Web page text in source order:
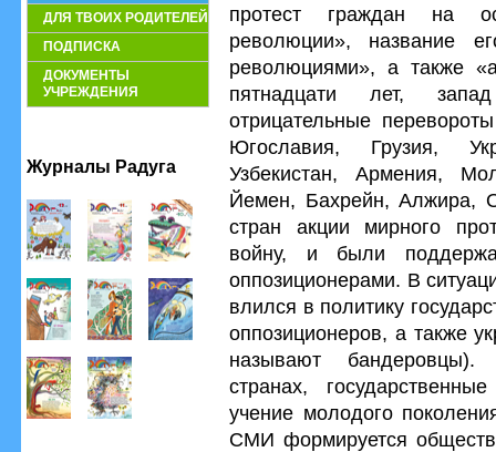
ДЛЯ ТВОИХ РОДИТЕЛЕЙ
ПОДПИСКА
ДОКУМЕНТЫ
УЧРЕЖДЕНИЯ
Журналы Радуга
протест граждан на
революции», название
революциями», а также
пятнадцати лет,
отрицательные
Югославия, Грузия,
Узбекистан, Армения,
Йемен, Бахрейн, Алжира,
стран акции мирного
войну, и были
оппозиционерами. В
влился в политику
оппозиционеров, а также
называют
странах,
учение молодого
СМИ формируется